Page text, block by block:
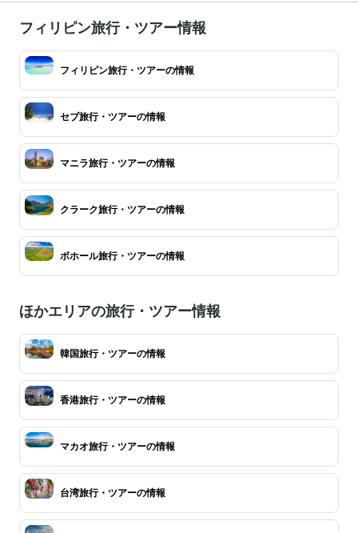
フィリピン旅行・ツアー情報
フィリピン旅行・ツアーの情報
セブ旅行・ツアーの情報
マニラ旅行・ツアーの情報
クラーク旅行・ツアーの情報
ボホール旅行・ツアーの情報
ほかエリアの旅行・ツアー情報
韓国旅行・ツアーの情報
香港旅行・ツアーの情報
マカオ旅行・ツアーの情報
台湾旅行・ツアーの情報